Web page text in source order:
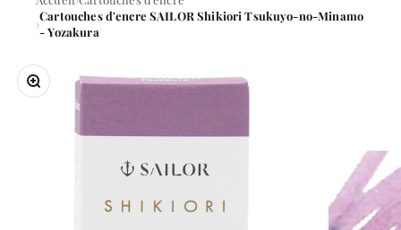
Cartouches d'encre SAILOR Shikiori Tsukuyo-no-Minamo
- Yozakura
Zoomer sur l'image